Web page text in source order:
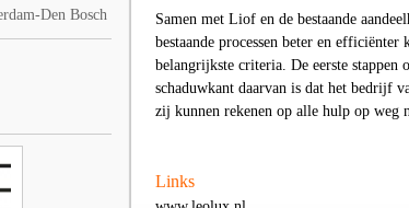
Den Bosch
Samen met Liof en de bestaande
bestaande processen beter en
belangrijkste criteria. De eerste stappen
schaduwkant daarvan is dat het bedrijf
zij kunnen rekenen op alle hulp op weg
Links